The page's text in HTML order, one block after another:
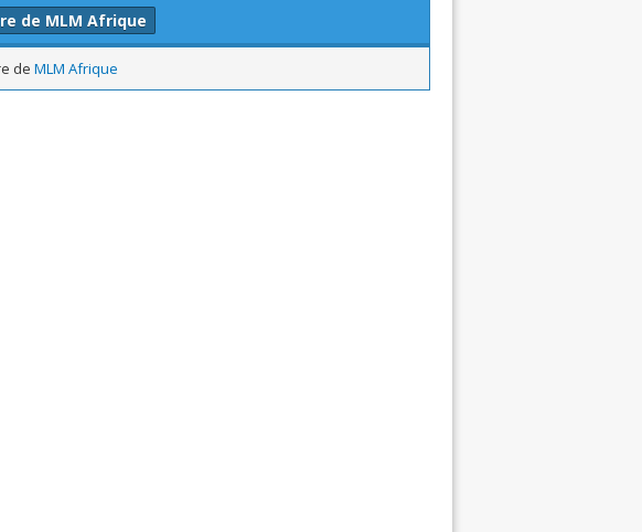
de MLM Afrique
de MLM Afrique